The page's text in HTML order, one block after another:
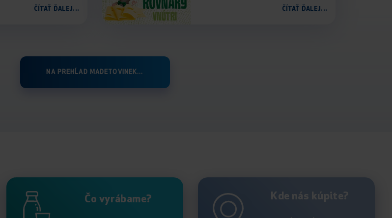
ČÍTAŤ ĎALEJ... ČÍTAŤ ĎALEJ...
NA PREHĹAD MADETOVINEK...
Čo vyrábame? Kde nás kúpite?